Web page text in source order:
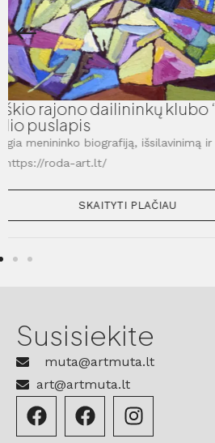
„Obelių miestelio
įmestas į Paryžiaus glėbį“
Lrytas.lt publikacija apie parodą
(Galerie Sonia Mont) ir
SKAITYTI
Susisiekite
muta@artmuta.lt
art@artmuta.lt